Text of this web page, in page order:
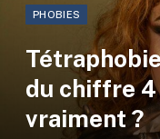
PHOBIES
du chiffre 4
vraiment ?